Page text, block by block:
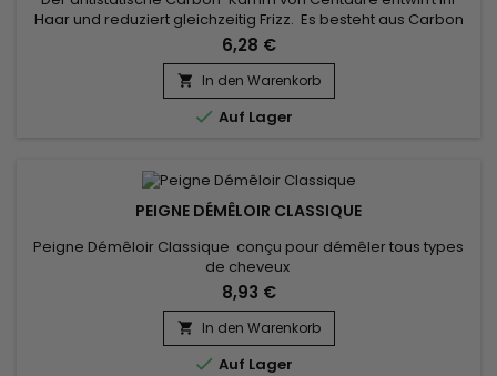
Haar und reduziert gleichzeitig Frizz. Es besteht aus Carbon
und ist leicht und langlebig. Die Eigenschaften des Centaure
– Magic Carbon Comb reduzieren die statische Elektrizität in
Ihrem Haar und sorgen für ein seidiges Styling.Für alle
Haartypen.
6,28 €
 In den Warenkorb
 Auf Lager
PEIGNE DÉMÊLOIR CLASSIQUE
Peigne Démêloir Classique conçu pour démêler tous types
de cheveux
8,93 €
 In den Warenkorb
 Auf Lager